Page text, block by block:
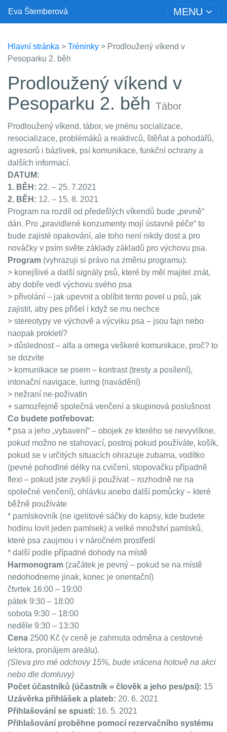
Eva Štemberová MENU
Hlavní stránka > Tréninky > Prodloužený víkend v
Pesoparku 2. běh
Prodloužený víkend v
Pesoparku 2. běh Tábor
Prodloužený víkend, tábor, ve jménu socializace,
resocializace, problémáků a reaktivců, štěňat a pohodářů,
agresorů i bázlivek, psí komunikace, funkční ochrany a
dalších informací.
DATUM:
1. BĚH: 22. – 25. 7.2021
2. BĚH: 12. – 15. 8. 2021
Program na rozdíl od předešlých víkendů bude „pevně“
dán. Pro „pravidlené konzumenty mojí ústavné péče“ to
bude zajisté opakování, ale toho není nikdy dost a pro
nováčky v psím světe základy základů pro výchovu psa.
Program (vyhrazuji si právo na změnu programu):
> konejšivé a další signály psů, které by měl majitel znát,
aby dobře vedl výchovu svého psa
> přivolání – jak upevnit a oblíbit tento povel u psů, jak
zajistit, aby pes přišel i když se mu nechce
> stereotypy ve výchově a výcviku psa – jsou fajn nebo
naopak prokletí?
> důslednost – alfa a omega veškeré komunikace, proč? to
se dozvíte
> komunikace se psem – kontrast (tresty a posílení),
intonační navigace, luring (navádění)
> nežraní ne-poživatin
+ samozřejmě společná venčení a skupinová poslušnost
Co budete potřebovat:
* psa a jeho „vybavení“ – obojek ze kterého se nevyvlíkne,
pokud možno ne stahovací, postroj pokud používáte, košík,
pokud se v určitých situacích ohrazuje zubama, vodítko
(pevné pohodlné délky na cvičení, stopovačku případně
flexi – pokud jste zvyklí ji používat – rozhodně ne na
společné venčení), ohlávku anebo další pomůcky – které
běžně používáte
* pamlskovník (ne igelitové sáčky do kapsy, kde budete
hodinu lovit jeden pamlsek) a velké množství pamlsků,
které psa zaujmou i v náročném prostředí
* další podle případné dohody na místě
Harmonogram (začátek je pevný – pokud se na místě
nedohodneme jinak, konec je orientační)
čtvrtek 16:00 – 19:00
pátek 9:30 – 18:00
sobota 9:30 – 18:00
neděle 9:30 – 13:30
Cena 2500 Kč (v ceně je zahrnuta odměna a cestovné
lektora, pronájem areálu).
(Sleva pro mé odchovy 15%, bude vrácena hotově na akci
nebo dle domluvy)
Počet účastníků (účastník = člověk a jeho pes/psi): 15
Uzávěrka přihlášek a plateb: 20. 6. 2021
Přihlašování se spustí: 16. 5. 2021
Přihlašování proběhne pomocí rezervačního systému